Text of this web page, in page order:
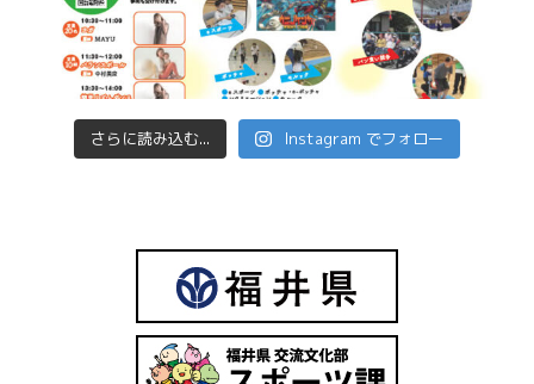
さらに読み込む... Instagram でフォロー